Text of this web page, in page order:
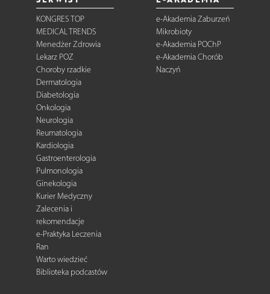
KONGRES TOP
MEDICAL TRENDS
Menedżer Zdrowia
Lekarz POZ
Choroby rzadkie
Dermatologia
Diabetologia
Onkologia
Neurologia
Reumatologia
Kardiologia
Gastroenterologia
Pulmonologia
Ginekologia
Kurier Medyczny
Zalecenia i
rekomendacje
e-Praktyka Leczenia
Ran
Warto wiedzieć
Biblioteka podcastów
e-Akademia Zaburzeń
Mikrobioty
e-Akademia POChP
e-Akademia Chorób
Naczyń